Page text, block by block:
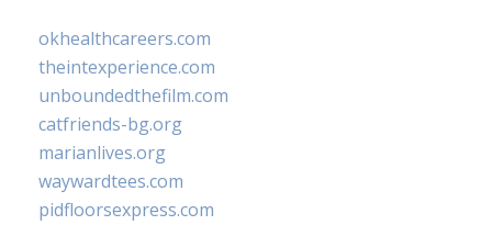
okhealthcareers.com
theintexperience.com
unboundedthefilm.com
catfriends-bg.org
marianlives.org
waywardtees.com
pidfloorsexpress.com